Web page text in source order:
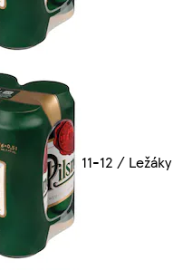
11-12 / Ležáky